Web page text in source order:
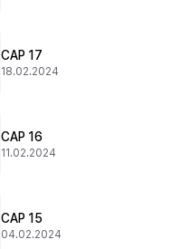
CAP 17
18.02.2024
CAP 16
11.02.2024
CAP 15
04.02.2024